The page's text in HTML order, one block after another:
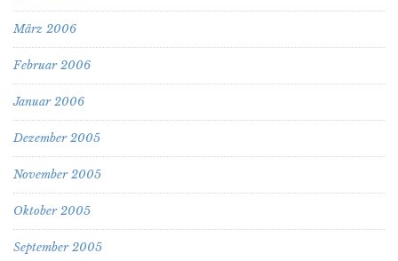
März 2006
Februar 2006
Januar 2006
Dezember 2005
November 2005
Oktober 2005
September 2005